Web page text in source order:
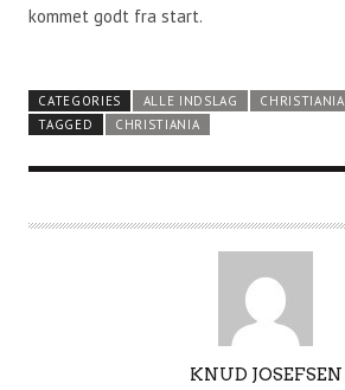
kommet godt fra start.
CATEGORIES ALLE INDSLAG CHRISTIANIA
TAGGED
CHRISTIANIA
KNUD JOSEFSEN